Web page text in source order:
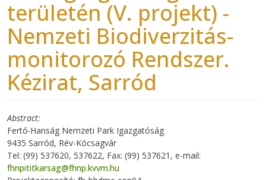
területén (V. projekt) -
Nemzeti Biodiverzitás-
monitorozó Rendszer.
Kézirat, Sarród
Abstract
Fertő-Hanság Nemzeti Park Igazgatóság
9435 Sarród, Rév-Kócsagvár
Tel: (99) 537620, 537622, Fax: (99) 537621, e-mail:
fhnpititkarsag@fhnp.kvvm.hu